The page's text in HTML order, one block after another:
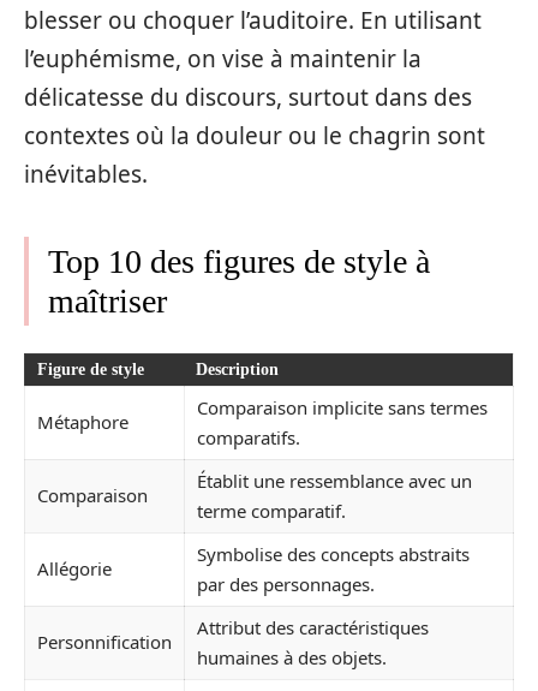
blesser ou choquer l’auditoire. En utilisant
l’euphémisme, on vise à maintenir la
délicatesse du discours, surtout dans des
contextes où la douleur ou le chagrin sont
inévitables.
Top 10 des figures de style à
maîtriser
Figure de style Description
Métaphore
Comparaison implicite sans termes
comparatifs.
Comparaison
Établit une ressemblance avec un
terme comparatif.
Allégorie
Symbolise des concepts abstraits
par des personnages.
Personnification
Attribut des caractéristiques
humaines à des objets.